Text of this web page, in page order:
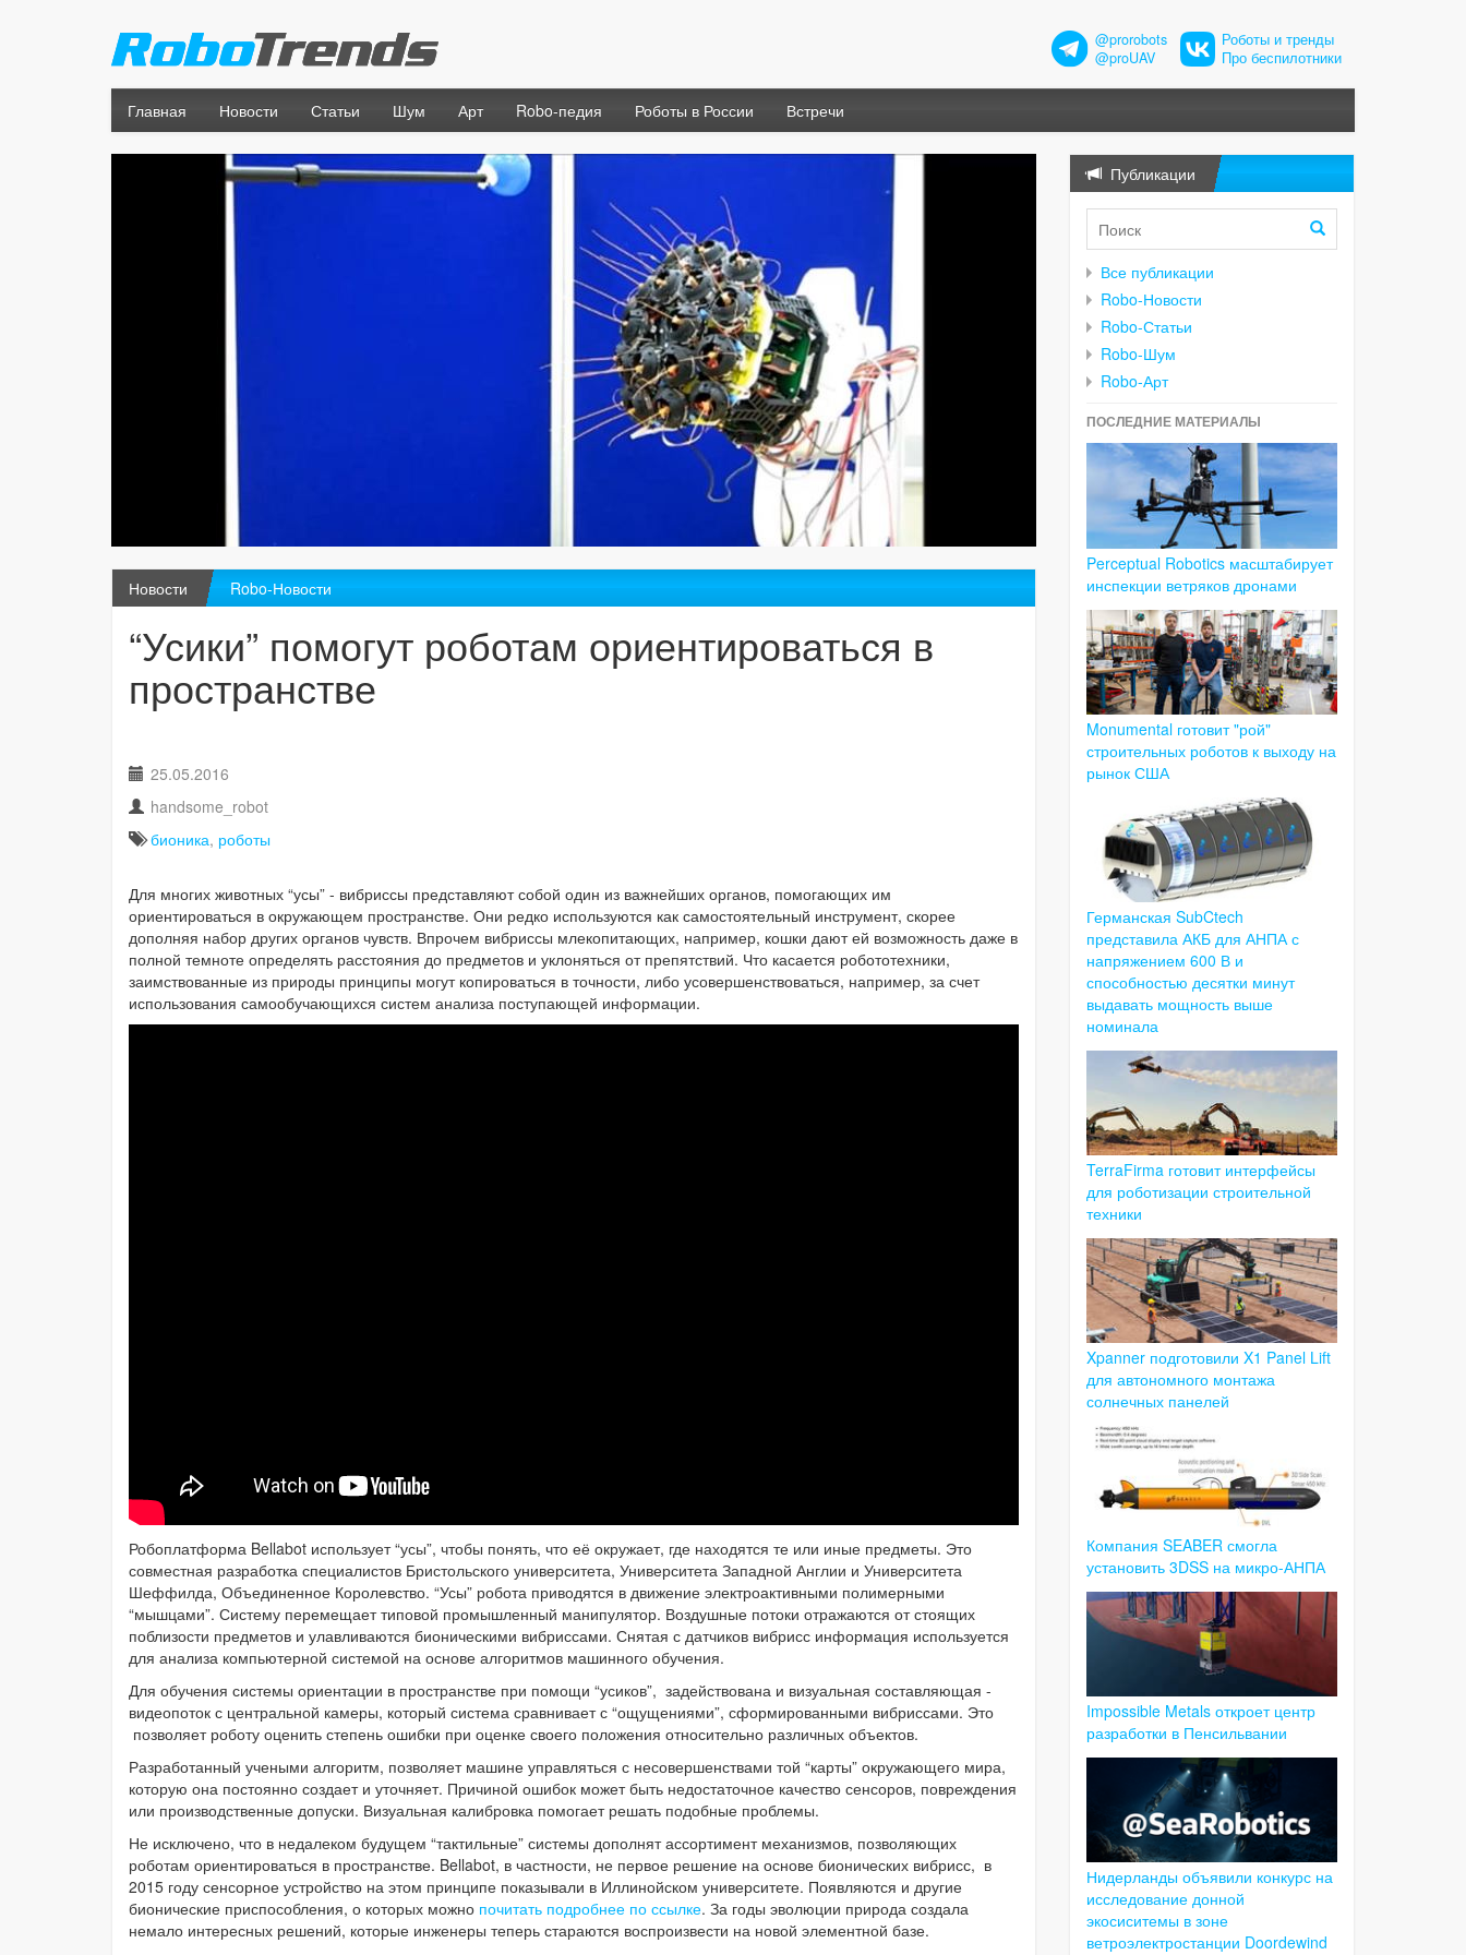
@prorobots
@proUAV
Роботы и тренды
Про беспилотники
Главная Новости Статьи Шум Арт Robo-педия Роботы в России Встречи
Новости Robo-Новости
“Усики” помогут роботам ориентироваться в
пространстве
25.05.2016
handsome_robot
бионика, роботы
Для многих животных “усы” - вибриссы представляют собой один из важнейших органов, помогающих им
ориентироваться в окружающем пространстве. Они редко используются как самостоятельный инструмент, скорее
дополняя набор других органов чувств. Впрочем вибриссы млекопитающих, например, кошки дают ей возможность даже в
полной темноте определять расстояния до предметов и уклоняться от препятствий. Что касается робототехники,
заимствованные из природы принципы могут копироваться в точности, либо усовершенствоваться, например, за счет
использования самообучающихся систем анализа поступающей информации.
Робоплатформа Bellabot использует “усы”, чтобы понять, что её окружает, где находятся те или иные предметы. Это
совместная разработка специалистов Бристольского университета, Университета Западной Англии и Университета
Шеффилда, Объединенное Королевство. “Усы” робота приводятся в движение электроактивными полимерными
“мышцами”. Систему перемещает типовой промышленный манипулятор. Воздушные потоки отражаются от стоящих
поблизости предметов и улавливаются бионическими вибриссами. Снятая с датчиков вибрисс информация используется
для анализа компьютерной системой на основе алгоритмов машинного обучения.
Для обучения системы ориентации в пространстве при помощи “усиков”, задействована и визуальная составляющая -
видеопоток с центральной камеры, который система сравнивает с “ощущениями”, сформированными вибриссами. Это
позволяет роботу оценить степень ошибки при оценке своего положения относительно различных объектов.
Разработанный учеными алгоритм, позволяет машине управляться с несовершенствами той “карты” окружающего мира,
которую она постоянно создает и уточняет. Причиной ошибок может быть недостаточное качество сенсоров, повреждения
или производственные допуски. Визуальная калибровка помогает решать подобные проблемы.
Не исключено, что в недалеком будущем “тактильные” системы дополнят ассортимент механизмов, позволяющих
роботам ориентироваться в пространстве. Bellabot, в частности, не первое решение на основе бионических вибрисс, в
2015 году сенсорное устройство на этом принципе показывали в Иллинойском университете. Появляются и другие
бионические приспособления, о которых можно почитать подробнее по ссылке. За годы эволюции природа создала
немало интересных решений, которые инженеры теперь стараются воспроизвести на новой элементной базе.
Публикации
Все публикации
Robo-Новости
Robo-Статьи
Robo-Шум
Robo-Арт
ПОСЛЕДНИЕ МАТЕРИАЛЫ
Perceptual Robotics масштабирует
инспекции ветряков дронами
Monumental готовит "рой"
строительных роботов к выходу на
рынок США
Германская SubCtech
представила АКБ для АНПА с
напряжением 600 В и
способностью десятки минут
выдавать мощность выше
номинала
TerraFirma готовит интерфейсы
для роботизации строительной
техники
Xpanner подготовили X1 Panel Lift
для автономного монтажа
солнечных панелей
Компания SEABER смогла
установить 3DSS на микро-АНПА
Impossible Metals откроет центр
разработки в Пенсильвании
Нидерланды объявили конкурс на
исследование донной
экосиситемы в зоне
ветроэлектростанции Doordewind